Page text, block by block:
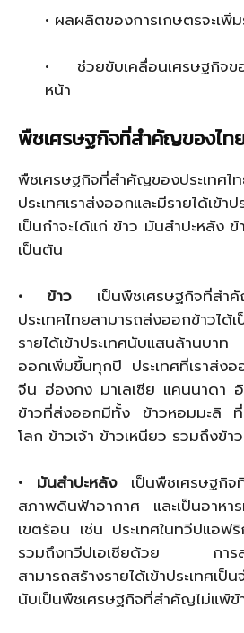
• ผลผลิตของการเกษตรจะเพิ่ม
• ช่วยขับเคลื่อนเศรษฐกิจขอ
หน้า
พืชเศรษฐกิจที่สำคัญของไท
พืชเศรษฐกิจที่สำคัญของประเทศ
ประเทศเราส่งออกและมีรายได้เข้า
เป็นกำจะได้แก่ ข้าว มันสำปะหลัง
เป็นต้น
• ข้าว เป็นพืชเศรษฐกิจที่สำ
ประเทศไทยสามารถส่งออกข้าวไ
รายได้เข้าประเทศนับแสนล้านบา
ออกเพิ่มขึ้นทุกปี ประเทศที่เราส่ง
จีน ฮ่องกง มาเลเซีย แคนนาดา
ข้าวที่ส่งออกมีทั้ง ข้าวหอมมะลิ ที่
โลก ข้าวเจ้า ข้าวเหนียว รวมถึงข้า
• มันสำปะหลังเป็นพืชเศรษฐกิ
สภาพดินฟ้าอากาศ และเป็นอาหา
เขตร้อน เช่น ประเทศในทวีปแอฟ
รวมถึงทวีปเอเชียด้วย การส่
สามารถสร้างรายได้เข้าประเทศเป็
นับเป็นพืชเศรษฐกิจที่สำคัญไม่แพ้ข้